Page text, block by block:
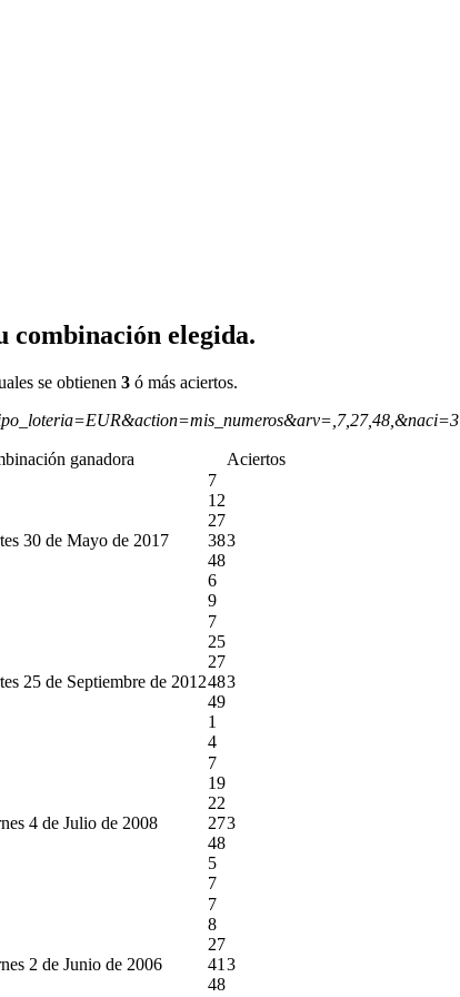
combinación elegida.
se obtienen 3 ó más aciertos.
ganadora Aciertos
30 de Mayo de 2017
7
12
27
38
48
6
9
3
25 de Septiembre de 2012
7
25
27
48
49
1
4
3
4 de Julio de 2008
7
19
22
27
48
5
7
3
2 de Junio de 2006
7
8
27
41
48
3